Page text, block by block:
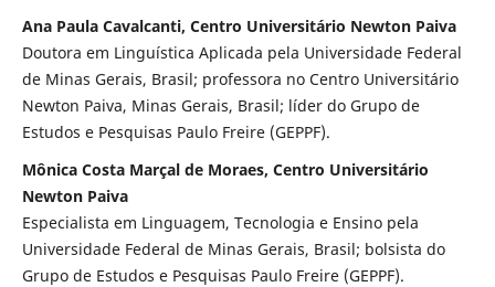
Ana Paula Cavalcanti, Centro Universitário Newton Paiva
Doutora em Linguística Aplicada pela Universidade Federal
de Minas Gerais, Brasil; professora no Centro Universitário
Newton Paiva, Minas Gerais, Brasil; líder do Grupo de
Estudos e Pesquisas Paulo Freire (GEPPF).
Mônica Costa Marçal de Moraes, Centro Universitário
Newton Paiva
Especialista em Linguagem, Tecnologia e Ensino pela
Universidade Federal de Minas Gerais, Brasil; bolsista do
Grupo de Estudos e Pesquisas Paulo Freire (GEPPF).